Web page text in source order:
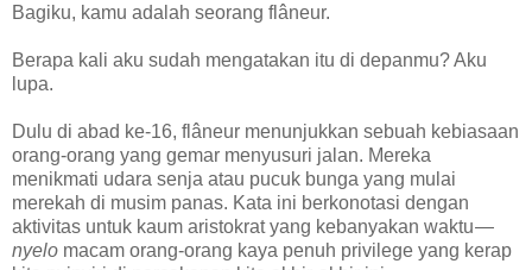
Bagiku, kamu adalah seorang flâneur.
Berapa kali aku sudah mengatakan itu di depanmu? Aku
lupa.
Dulu di abad ke-16, flâneur menunjukkan sebuah kebiasaan
orang-orang yang gemar menyusuri jalan. Mereka
menikmati udara senja atau pucuk bunga yang mulai
merekah di musim panas. Kata ini berkonotasi dengan
aktivitas untuk kaum aristokrat yang kebanyakan waktu —
nyelo macam orang-orang kaya penuh privilege yang kerap